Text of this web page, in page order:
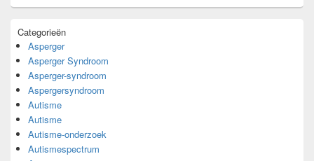
Categorieën
Asperger
Asperger Syndroom
Asperger-syndroom
Aspergersyndroom
Autisme
Autisme
Autisme-onderzoek
Autismespectrum